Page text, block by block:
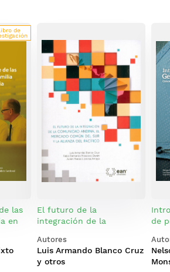
de
las
en
El futuro de la
integración de la
mercado común del sur y
la alianza del Pacífico
Autores
Luis Armando Blanco Cruz
y otros
de